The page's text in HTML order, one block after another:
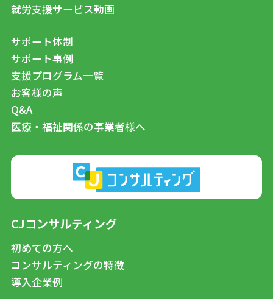
就労支援サービス動画
サポート体制
サポート事例
支援プログラム一覧
お客様の声
Q&A
医療・福祉関係の事業者様へ
CJコンサルティング
初めての方へ
コンサルティングの特徴
導入企業例